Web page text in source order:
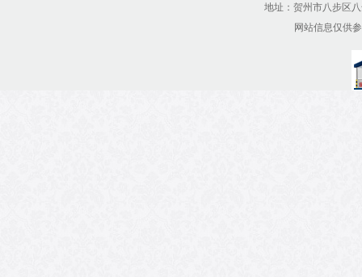
地址：贺州市八步区
网站信息仅供